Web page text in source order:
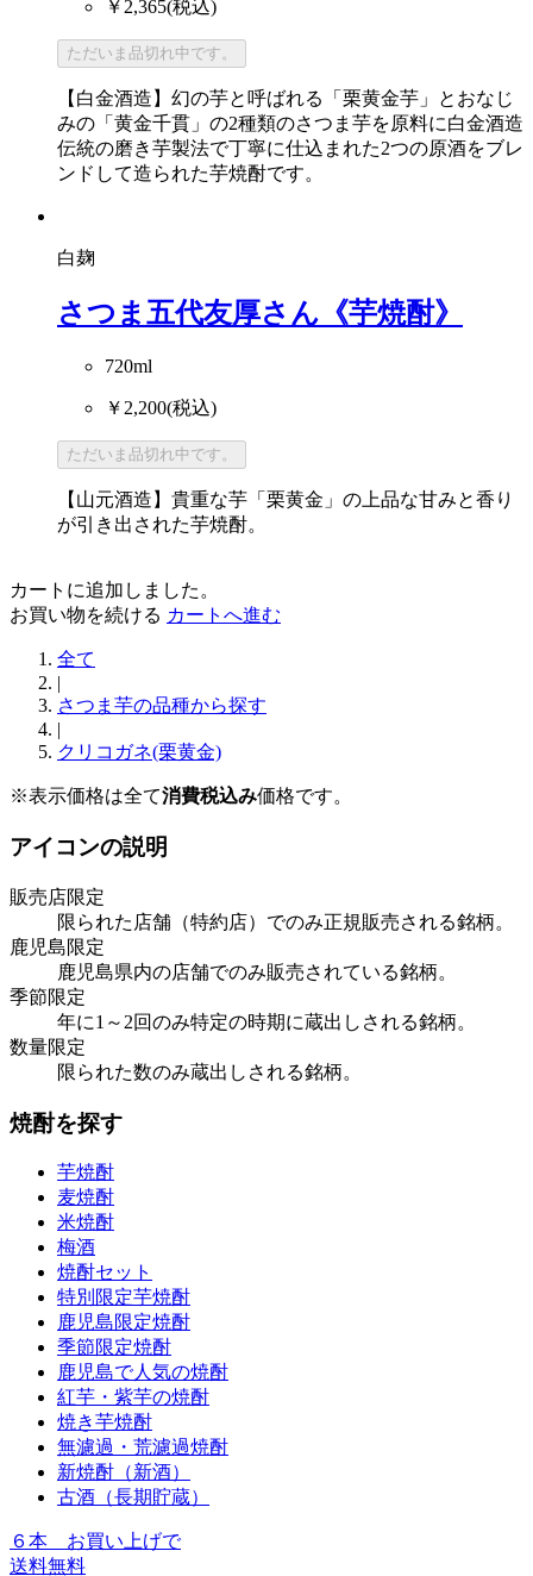
￥2,365(税込)
ただいま品切れ中です。
【白金酒造】幻の芋と呼ばれる「栗黄金芋」とおなじ
みの「黄金千貫」の2種類のさつま芋を原料に白金酒造
伝統の磨き芋製法で丁寧に仕込まれた2つの原酒をブレ
ンドして造られた芋焼酎です。
白麹
さつま五代友厚さん《芋焼酎》
720ml
￥2,200(税込)
ただいま品切れ中です。
【山元酒造】貴重な芋「栗黄金」の上品な甘みと香り
が引き出された芋焼酎。
カートに追加しました。
お買い物を続ける カートへ進む
全て
|
さつま芋の品種から探す
|
クリコガネ(栗黄金)
※表示価格は全て消費税込み価格です。
アイコンの説明
販売店限定
限られた店舗（特約店）でのみ正規販売される銘柄。
鹿児島限定
鹿児島県内の店舗でのみ販売されている銘柄。
季節限定
年に1～2回のみ特定の時期に蔵出しされる銘柄。
数量限定
限られた数のみ蔵出しされる銘柄。
焼酎を探す
芋焼酎
麦焼酎
米焼酎
梅酒
焼酎セット
特別限定芋焼酎
鹿児島限定焼酎
季節限定焼酎
鹿児島で人気の焼酎
紅芋・紫芋の焼酎
焼き芋焼酎
無濾過・荒濾過焼酎
新焼酎（新酒）
古酒（長期貯蔵）
６本 お買い上げで
送料無料